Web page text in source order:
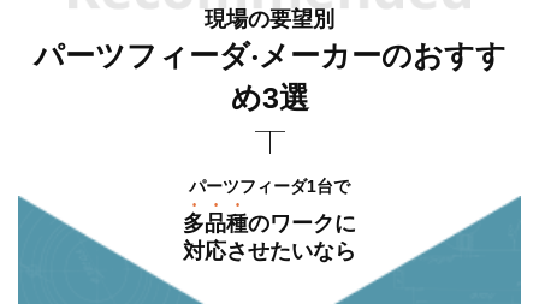
現場の要望別
パーツフィーダ‧メーカーのおすす
め3選
パーツフィーダ1台で
多品種のワークに
対応させたいなら